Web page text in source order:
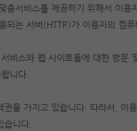
춤서비스를 제공하기 위해서 이
되는 서버(HTTP)가 이용자의 컴
비스와 웹 사이트들에 대한 방
니다.
을 가지고 있습니다. 따라서, 이
니다.